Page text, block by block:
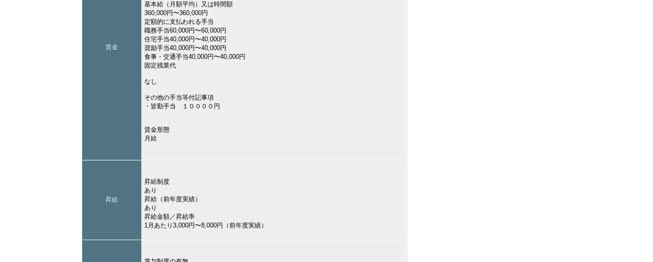
賃金
基本給（月額平均）又は時間額
360,000円〜360,000円
定額的に支払われる手当
職務手当60,000円〜60,000円
住宅手当40,000円〜40,000円
奨励手当40,000円〜40,000円
食事・交通手当40,000円〜40,000円
固定残業代
なし
その他の手当等付記事項
・皆勤手当 １００００円
賃金形態
月給
昇給
昇給制度
あり
昇給（前年度実績）
あり
昇給金額／昇給率
1月あたり3,000円〜8,000円（前年度実績）